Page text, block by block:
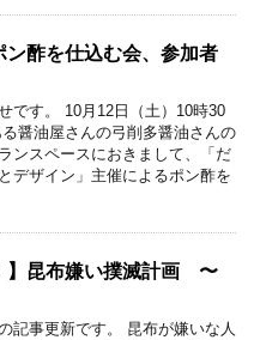
ン酢を仕込む会、参加者
です。 10月12日（土）10時30
醤油屋さんの弓削多醤油さんの
ンスペースにおきまして、「だ
デザイン」主催によるポン酢を
】昆布嫌い撲滅計画 〜
記事更新です。 昆布が嫌いな人